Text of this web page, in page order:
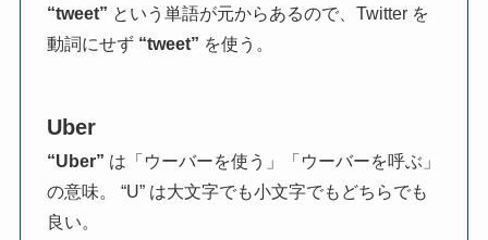
“tweet” という単語が元からあるので、Twitter を
動詞にせず “tweet” を使う。
Uber
“Uber” は「ウーバーを使う」「ウーバーを呼ぶ」
の意味。 “U” は大文字でも小文字でもどちらでも
良い。